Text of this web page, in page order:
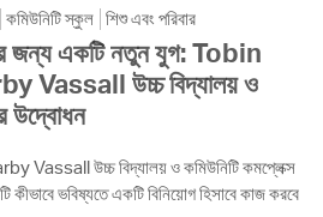
কমিউনিটি স্কুল শিশু এবং পরিবার
জন্য একটি নতুন যুগ: Tobin
উচ্চ বিদ্যালয় ও
উদ্বোধন
উচ্চ বিদ্যালয় ও কমিউনিটি কমপ্লেক্স
ভবিষ্যতে একটি বিনিয়োগ হিসাবে কাজ করবে